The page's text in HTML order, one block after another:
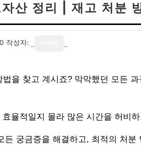
산 정리 | 재고 처분
작성자:
을 찾고 계시죠? 막막했던 모든
율적일지 몰라 많은 시간을 허비
궁금증을 해결하고, 최적의 처분